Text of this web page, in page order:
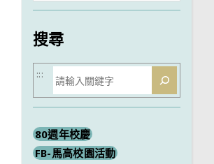
類
搜尋
搜
尋
:::
80週年校慶
FB-馬高校園活動